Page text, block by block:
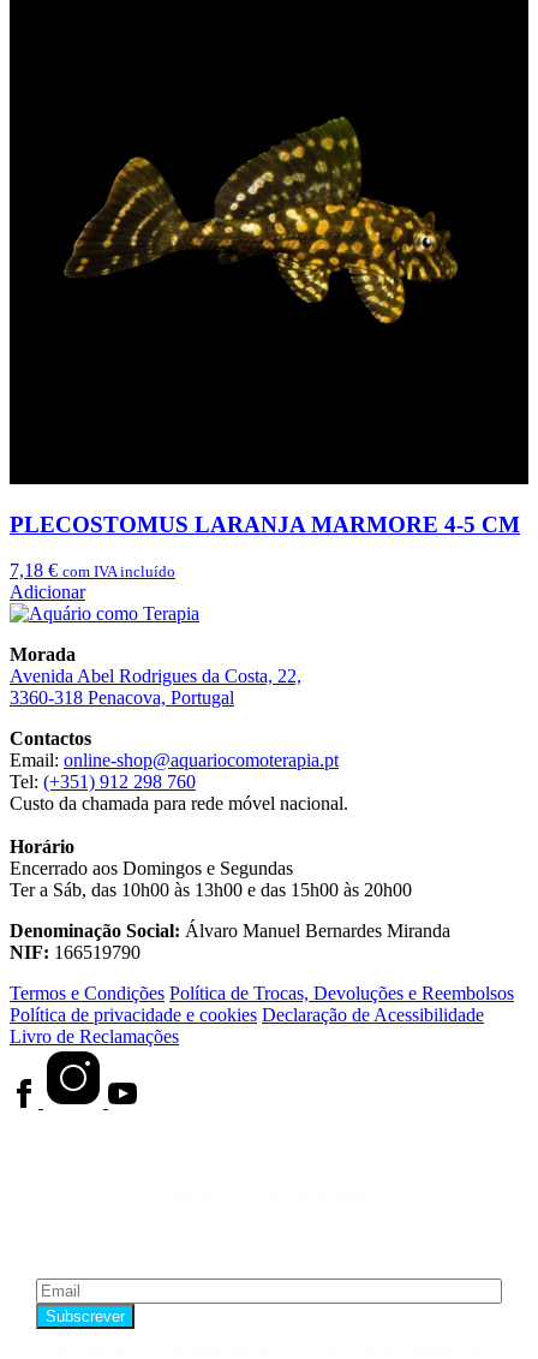
PLECOSTOMUS LARANJA MARMORE 4-5 CM
7,18 € com IVA incluído
Adicionar
Morada
Avenida Abel Rodrigues da Costa, 22,
3360-318 Penacova, Portugal
Contactos
Email: online-shop@aquariocomoterapia.pt
Tel: (+351) 912 298 760
Custo da chamada para rede móvel nacional.
Horário
Encerrado aos Domingos e Segundas
Ter a Sáb, das 10h00 às 13h00 e das 15h00 às 20h00
Denominação Social: Álvaro Manuel Bernardes Miranda
NIF: 166519790
Termos e Condições Política de Trocas, Devoluções e Reembolsos
Política de privacidade e cookies Declaração de Acessibilidade
Livro de Reclamações